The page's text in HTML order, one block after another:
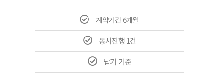
계약기간 6개월
동시진행 1건
납기 기준